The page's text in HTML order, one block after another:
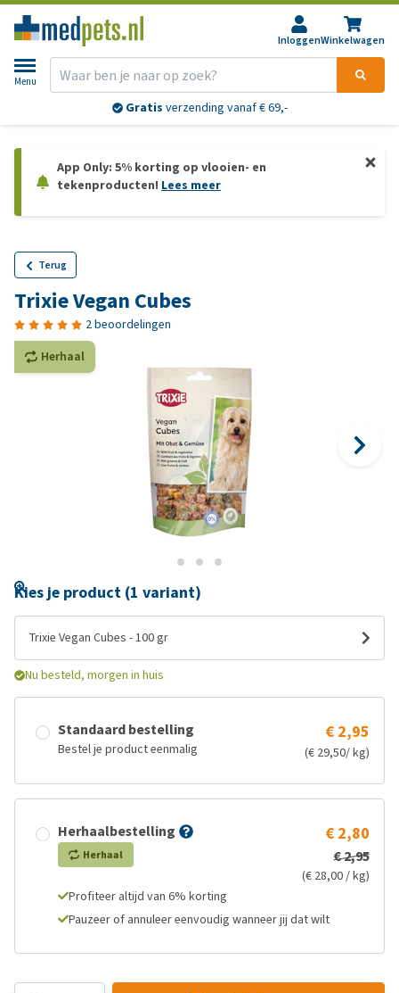
InloggenWinkelwagen
Menu
Gratis verzending vanaf € 69,-
App Only: 5% korting op vlooien- en
tekenproducten! Lees meer
Terug
Trixie Vegan Cubes
2 beoordelingen
Herhaal
Kies je product (1 variant)
Trixie Vegan Cubes - 100 gr
Nu besteld, morgen in huis
Standaard bestelling
Bestel je product eenmalig
€ 2,95
(€ 29,50/ kg)
Herhaalbestelling
Herhaal
€ 2,80
€ 2,95
(€ 28,00 / kg)
Profiteer altijd van 6% korting
Pauzeer of annuleer eenvoudig wanneer jij dat wilt